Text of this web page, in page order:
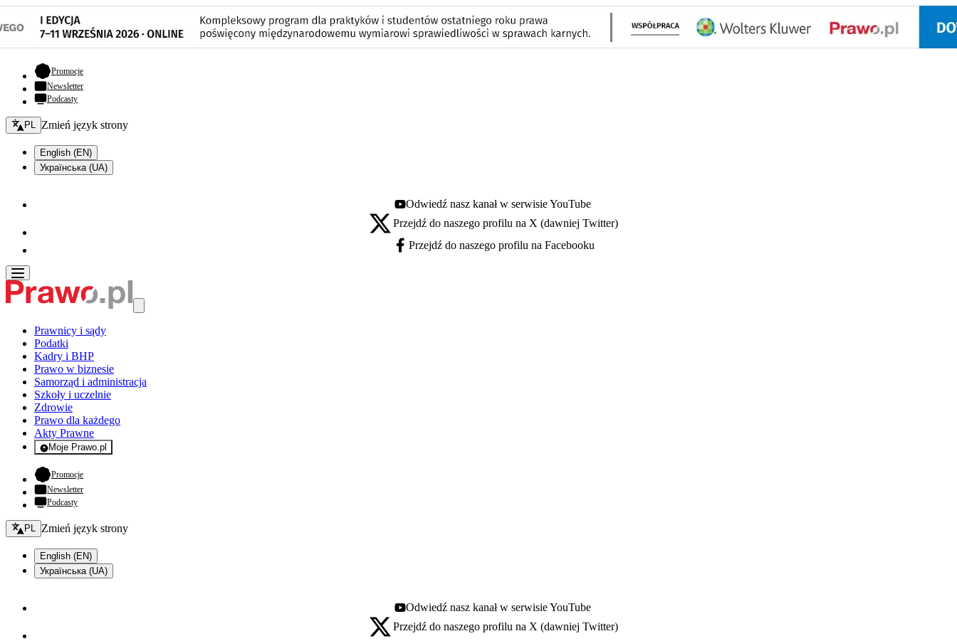
Promocje- otwiera się w nowej karcie
Newsletter
Podcasty
Zmień język - bieżący:
PL Zmień język strony
English (EN)
Українська (UA)
Youtube - otwiera się w nowej karcie
Odwiedź nasz kanał w serwisie YouTube
X - otwiera się w nowej karcie
Przejdź do naszego profilu na X (dawniej Twitter)
Facebook - otwiera się w nowej karcie
Przejdź do naszego profilu na Facebooku
Prawnicy i sądy
Podatki
Kadry i BHP
Prawo w biznesie
Samorząd i administracja
Szkoły i uczelnie
Zdrowie
Prawo dla każdego
Akty Prawne
Moje Prawo.pl
- rejestracja i logowanie do serwisu
Promocje- otwiera się w nowej karcie
Newsletter
Podcasty
Zmień język - bieżący:
PL Zmień język strony
English (EN)
Українська (UA)
Youtube - otwiera się w nowej karcie
Odwiedź nasz kanał w serwisie YouTube
X - otwiera się w nowej karcie
Przejdź do naszego profilu na X (dawniej Twitter)